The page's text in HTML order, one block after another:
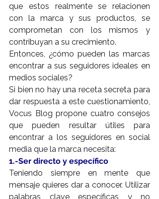
que estos realmente se relacionen
con la marca y sus productos, se
comprometan con los mismos y
contribuyan a su crecimiento.
Entonces, ¿cómo pueden las marcas
encontrar a sus seguidores ideales en
medios sociales?
Si bien no hay una receta secreta para
dar respuesta a este cuestionamiento,
Vocus Blog propone cuatro consejos
que pueden resultar útiles para
encontrar a los seguidores en social
media que la marca necesita:
1.-Ser directo y específico
Teniendo siempre en mente que
mensaje quieres dar a conocer. Utilizar
palabras clave específicas y no